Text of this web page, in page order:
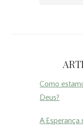
Como
Deus?
A Esperança